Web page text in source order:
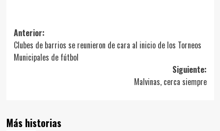
Navegación
de
entradas
Anterior:
Clubes de barrios se reunieron de cara al inicio de los Torneos
Municipales de fútbol
Siguiente:
Malvinas, cerca siempre
Más historias